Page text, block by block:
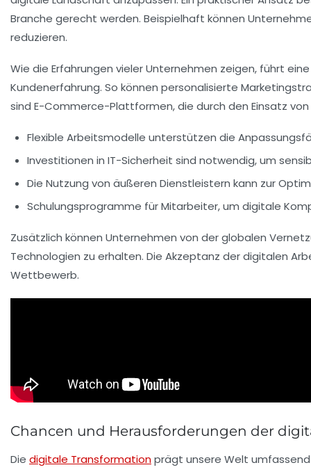
Branche gerecht werden. Beispielhaft können
reduzieren.
Wie die Erfahrungen vieler Unternehmen zeigen, führt
Kundenerfahrung. So können personalisierte
sind E-Commerce-Plattformen, die durch den Einsatz
Flexible Arbeitsmodelle unterstützen die
Investitionen in IT-Sicherheit sind notwendig, um
Die Nutzung von äußeren Dienstleistern kann zur
Schulungsprogramme für Mitarbeiter, um digitale
Zusätzlich können Unternehmen von derglobalen
Technologien zu erhalten. Die Akzeptanz derdigitalen
Wettbewerb.
Chancen und Herausforderungen der
Die digitale Transformationprägt unsere Welt